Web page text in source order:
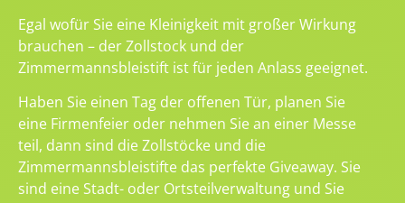
Egal wofür Sie eine Kleinigkeit mit großer Wirkung
brauchen – der Zollstock und der
Zimmermannsbleistift ist für jeden Anlass geeignet.
Haben Sie einen Tag der offenen Tür, planen Sie
eine Firmenfeier oder nehmen Sie an einer Messe
teil, dann sind die Zollstöcke und die
Zimmermannsbleistifte das perfekte Giveaway. Sie
sind eine Stadt- oder Ortsteilverwaltung und Sie